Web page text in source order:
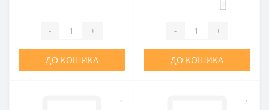
- +
ДО КОШИКА
- +
ДО КОШИКА